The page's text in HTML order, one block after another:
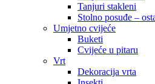
Tanjuri stakleni
Stolno posuđe –
Umjetno cvijeće
Buketi
Cvijeće u pitaru
Vrt
Dekoracija vrta